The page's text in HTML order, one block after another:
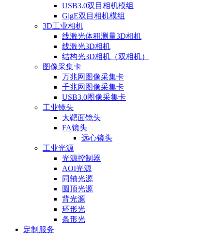
USB3.0双目相机模组
GigE双目相机模组
3D工业相机
线激光体积测量3D相机
线激光3D相机
结构光3D相机（双相机）
图像采集卡
万兆网图像采集卡
千兆网图像采集卡
USB3.0图像采集卡
工业镜头
大靶面镜头
FA镜头
远心镜头
工业光源
光源控制器
AOI光源
同轴光源
圆顶光源
背光源
环形光
条形光
定制服务